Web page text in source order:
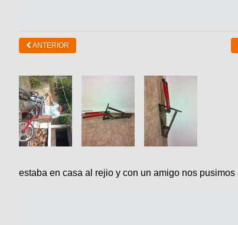
ANTERIOR
estaba en casa al rejio y con un amigo nos